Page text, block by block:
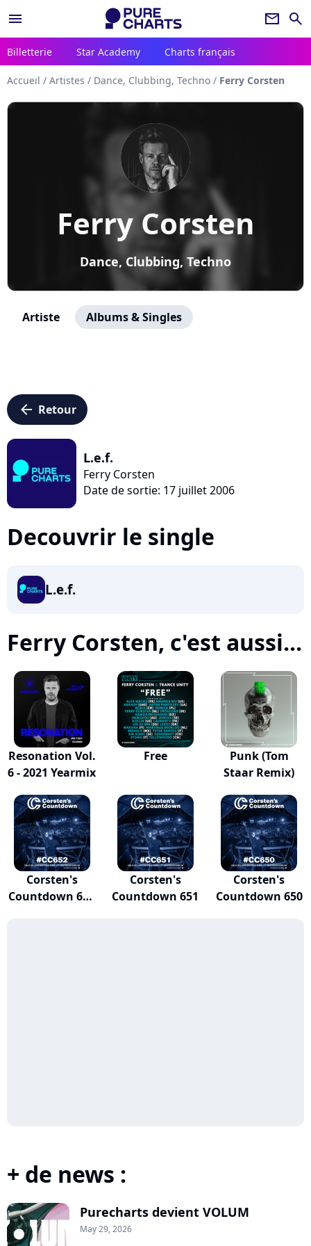
menu newsletter search
Billetterie Star Academy Charts français
Accueil / Artistes / Dance, Clubbing, Techno / Ferry Corsten
Ferry Corsten
Dance, Clubbing, Techno
Artiste Albums & Singles
arrow_left Retour
L.e.f.
Ferry Corsten
Date de sortie: 17 juillet 2006
Decouvrir le single
L.e.f.
Ferry Corsten, c'est aussi...
Resonation Vol.
6 - 2021 Yearmix
Free
Punk (Tom
Staar Remix)
Corsten's
Countdown 652
Corsten's
Countdown 651
Corsten's
Countdown 650
+ de news :
Purecharts devient VOLUM
May 29, 2026